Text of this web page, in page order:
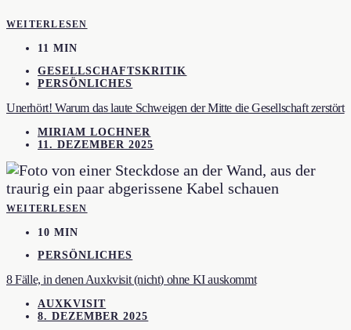
WEITERLESEN
11 MIN
GESELLSCHAFTSKRITIK
PERSÖNLICHES
Unerhört! Warum das laute Schweigen der Mitte die Gesellschaft zerstört
MIRIAM LOCHNER
11. DEZEMBER 2025
WEITERLESEN
10 MIN
PERSÖNLICHES
8 Fälle, in denen Auxkvisit (nicht) ohne KI auskommt
AUXKVISIT
8. DEZEMBER 2025